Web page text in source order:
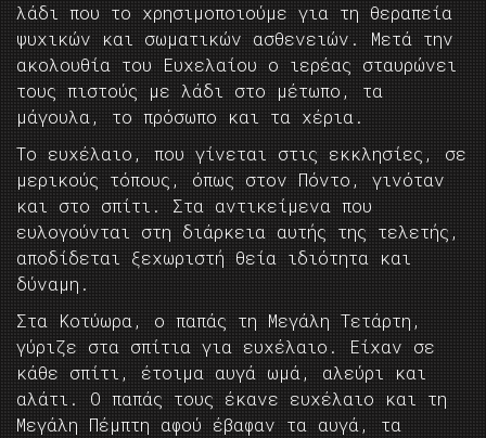
λάδι που το χρησιμοποιούμε για τη θεραπεία
ψυχικών και σωματικών ασθενειών. Μετά την
ακολουθία του Ευχελαίου ο ιερέας σταυρώνει
τους πιστούς με λάδι στο μέτωπο, τα
μάγουλα, το πρόσωπο και τα χέρια.
Το ευχέλαιο, που γίνεται στις εκκλησίες, σε
μερικούς τόπους, όπως στον Πόντο, γινόταν
και στο σπίτι. Στα αντικείμενα που
ευλογούνται στη διάρκεια αυτής της τελετής,
αποδίδεται ξεχωριστή θεία ιδιότητα και
δύναμη.
Στα Κοτύωρα, ο παπάς τη Μεγάλη Τετάρτη,
γύριζε στα σπίτια για ευχέλαιο. Είχαν σε
κάθε σπίτι, έτοιμα αυγά ωμά, αλεύρι και
αλάτι. Ο παπάς τους έκανε ευχέλαιο και τη
Μεγάλη Πέμπτη αφού έβαφαν τα αυγά, τα